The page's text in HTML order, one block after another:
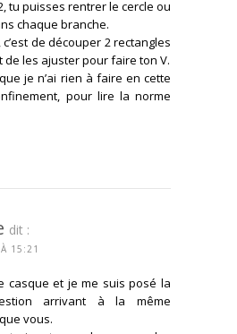
tu puisses rentrer le cercle ou
chaque branche.
de découper 2 rectangles
de les ajuster pour faire ton V.
je n’ai rien à faire en cette
pour lire la norme
dit :
15:21
casque et je me suis posé la
arrivant à la même
vous.